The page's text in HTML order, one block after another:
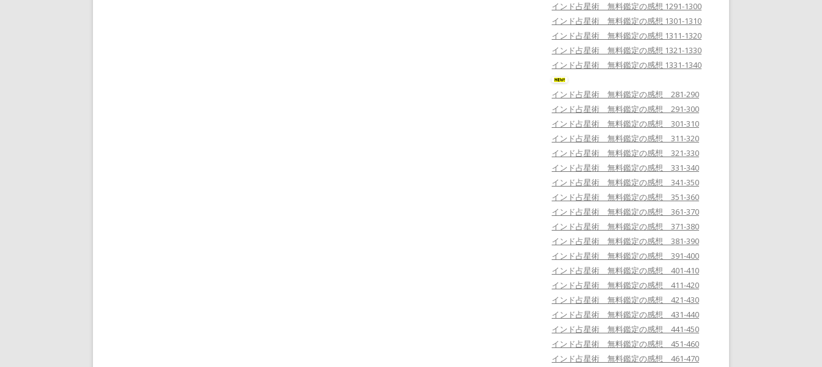
インド占星術 無料鑑定の感想 1291-1300
インド占星術 無料鑑定の感想 1301-1310
インド占星術 無料鑑定の感想 1311-1320
インド占星術 無料鑑定の感想 1321-1330
インド占星術 無料鑑定の感想 1331-1340
インド占星術 無料鑑定の感想 281-290
インド占星術 無料鑑定の感想 291-300
インド占星術 無料鑑定の感想 301-310
インド占星術 無料鑑定の感想 311-320
インド占星術 無料鑑定の感想 321-330
インド占星術 無料鑑定の感想 331-340
インド占星術 無料鑑定の感想 341-350
インド占星術 無料鑑定の感想 351-360
インド占星術 無料鑑定の感想 361-370
インド占星術 無料鑑定の感想 371-380
インド占星術 無料鑑定の感想 381-390
インド占星術 無料鑑定の感想 391-400
インド占星術 無料鑑定の感想 401-410
インド占星術 無料鑑定の感想 411-420
インド占星術 無料鑑定の感想 421-430
インド占星術 無料鑑定の感想 431-440
インド占星術 無料鑑定の感想 441-450
インド占星術 無料鑑定の感想 451-460
インド占星術 無料鑑定の感想 461-470